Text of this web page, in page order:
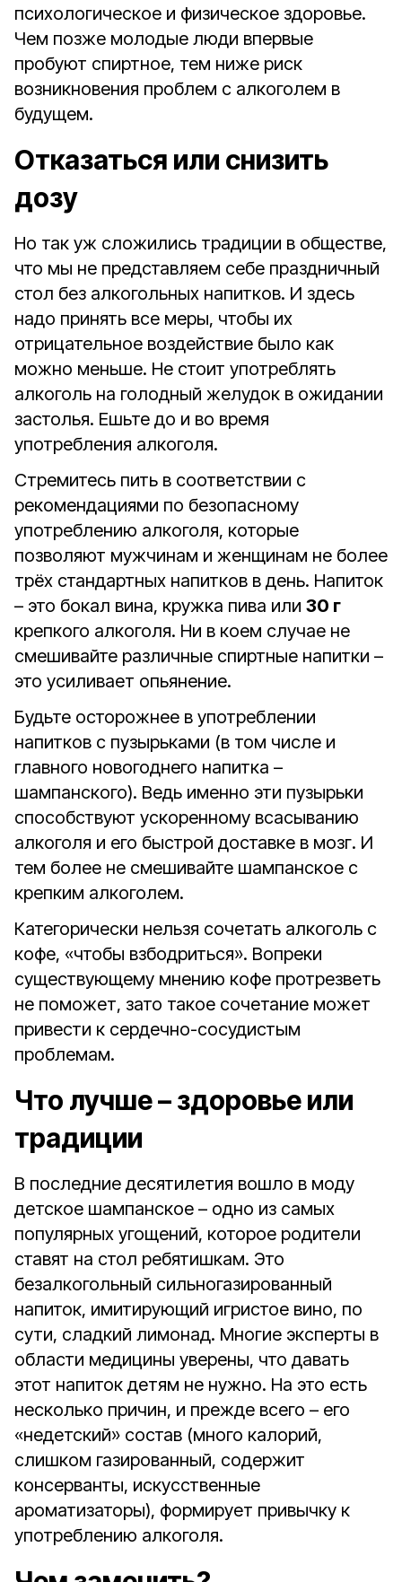
психологическое и физическое здоровье.
Чем позже молодые люди впервые
пробуют спиртное, тем ниже риск
возникновения проблем с алкоголем в
будущем.
Отказаться или снизить
дозу
Но так уж сложились традиции в обществе,
что мы не представляем себе праздничный
стол без алкогольных напитков. И здесь
надо принять все меры, чтобы их
отрицательное воздействие было как
можно меньше. Не стоит употреблять
алкоголь на голодный желудок в ожидании
застолья. Ешьте до и во время
употребления алкоголя.
Стремитесь пить в соответствии с
рекомендациями по безопасному
употреблению алкоголя, которые
позволяют мужчинам и женщинам не более
трёх стандартных напитков в день. Напиток
– это бокал вина, кружка пива или 30 г
крепкого алкоголя. Ни в коем случае не
смешивайте различные спиртные напитки –
это усиливает опьянение.
Будьте осторожнее в употреблении
напитков с пузырьками (в том числе и
главного новогоднего напитка –
шампанского). Ведь именно эти пузырьки
способствуют ускоренному всасыванию
алкоголя и его быстрой доставке в мозг. И
тем более не смешивайте шампанское с
крепким алкоголем.
Категорически нельзя сочетать алкоголь с
кофе, «чтобы взбодриться». Вопреки
существующему мнению кофе протрезветь
не поможет, зато такое сочетание может
привести к сердечно-сосудистым
проблемам.
Что лучше – здоровье или
традиции
В последние десятилетия вошло в моду
детское шампанское – одно из самых
популярных угощений, которое родители
ставят на стол ребятишкам. Это
безалкогольный сильногазированный
напиток, имитирующий игристое вино, по
сути, сладкий лимонад. Многие эксперты в
области медицины уверены, что давать
этот напиток детям не нужно. На это есть
несколько причин, и прежде всего – его
«недетский» состав (много калорий,
слишком газированный, содержит
консерванты, искусственные
ароматизаторы), формирует привычку к
употреблению алкоголя.